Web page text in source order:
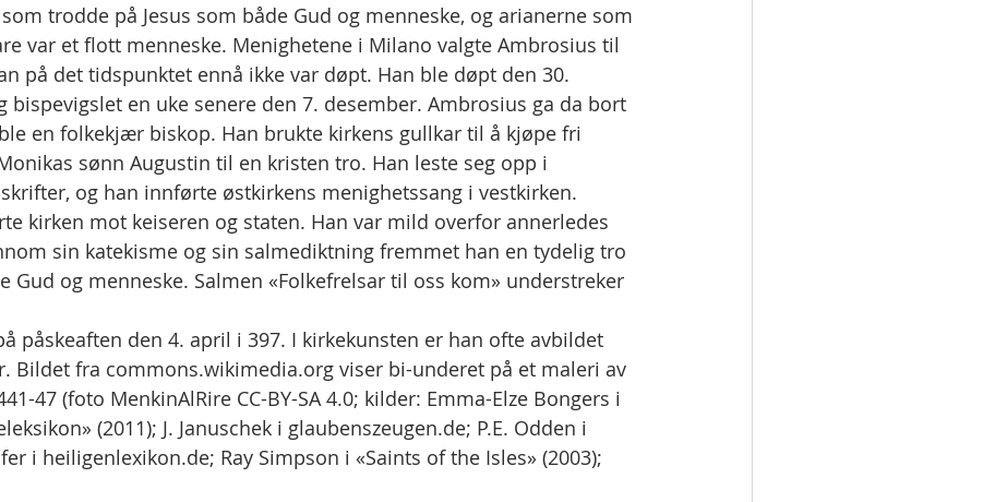
trodde på Jesus som både Gud og menneske, og arianerne som
var et flott menneske. Menighetene i Milano valgte Ambrosius til
på det tidspunktet ennå ikke var døpt. Han ble døpt den 30.
bispevigslet en uke senere den 7. desember. Ambrosius ga da bort
en folkekjær biskop. Han brukte kirkens gullkar til å kjøpe fri
sønn Augustin til en kristen tro. Han leste seg opp i
og han innførte østkirkens menighetssang i vestkirken.
kirken mot keiseren og staten. Han var mild overfor annerledes
sin katekisme og sin salmediktning fremmet han en tydelig tro
Gud og menneske. Salmen «Folkefrelsar til oss kom» understreker
påskeaften den 4. april i 397. I kirkekunsten er han ofte avbildet
Bildet fra commons.wikimedia.org viser bi-underet på et maleri av
47 (foto MenkinAlRire CC-BY-SA 4.0; kilder: Emma-Elze Bongers i
(2011); J. Januschek i glaubenszeugen.de; P.E. Odden i
i heiligenlexikon.de; Ray Simpson i «Saints of the Isles» (2003);